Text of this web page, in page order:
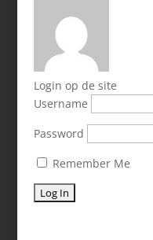
Login op de site
Username
Password
Remember Me